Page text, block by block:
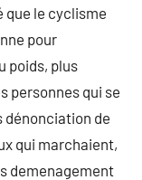
que le cyclisme
pour
poids, plus
personnes qui se
dénonciation de
qui marchaient,
demenagement